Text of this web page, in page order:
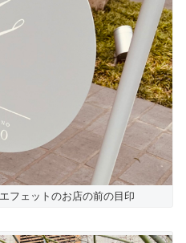
フェットのお店の前の目印